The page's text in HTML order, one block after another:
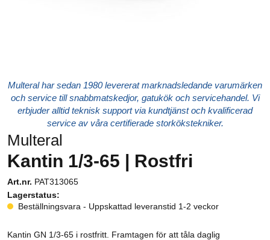
Multeral har sedan 1980 levererat marknadsledande varumärken
och service till snabbmatskedjor, gatukök och servicehandel. Vi
erbjuder alltid teknisk support via kundtjänst och kvalificerad
service av våra certifierade storkökstekniker.
Multeral
Kantin 1/3-65 | Rostfri
Art.nr. PAT313065
Lagerstatus:
Beställningsvara - Uppskattad leveranstid 1-2 veckor
Kantin GN 1/3-65 i rostfritt. Framtagen för att tåla daglig